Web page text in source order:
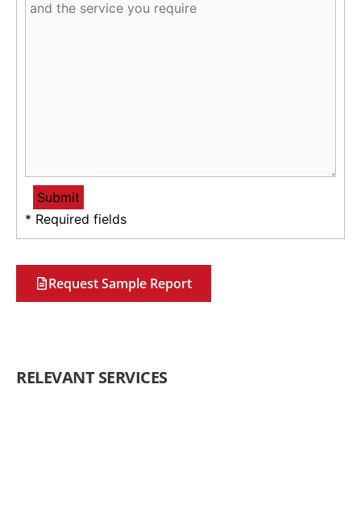
* Required fields
Request Sample Report
RELEVANT SERVICES